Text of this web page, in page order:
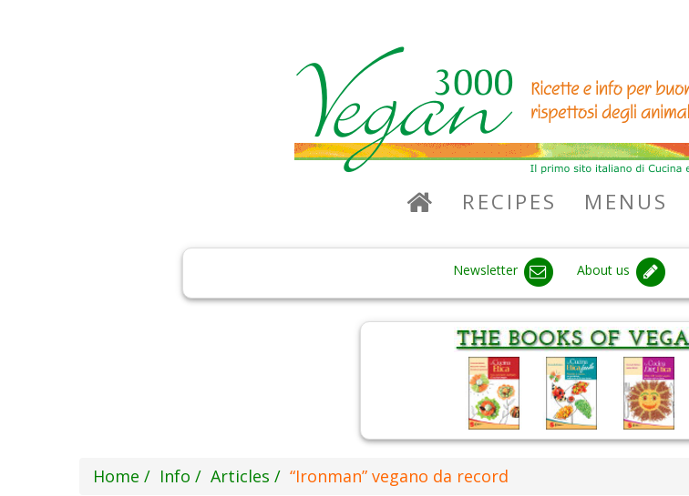
RECIPES MENUS
Newsletter About us
Home Info Articles “Ironman” vegano da record